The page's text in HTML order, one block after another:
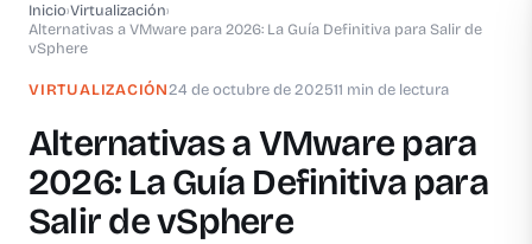
Inicio›Virtualización›
Alternativas a VMware para 2026: La Guía Definitiva para Salir de
vSphere
VIRTUALIZACIÓN24 de octubre de 202511 min de lectura
Alternativas a VMware para
2026: La Guía Definitiva para
Salir de vSphere